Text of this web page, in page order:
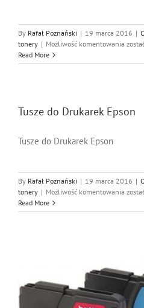
By Rafał Poznański | 19 marca 2016 |
tonery | Możliwość komentowania Tusze
Read More
Tusze do Drukarek Epson
Tusze do Drukarek Epson
By Rafał Poznański | 19 marca 2016 |
tonery | Możliwość komentowania Tusze
Read More